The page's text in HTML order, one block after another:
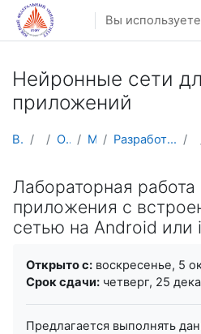
Перейти к основному содержанию
Вы
Нейронные сети
приложений
В начало Курсы
Осенний семестр Магистратура Разработка мобильных приложений и компьютерных игр
Лабораторная работа
приложения с
сетью на Android или
Открыто с: воскресенье, 5
Срок сдачи: четверг, 25
Предлагается выполнять